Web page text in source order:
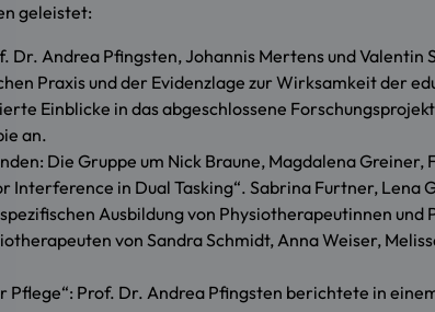
geleistet:
Dr. Andrea Pfingsten, Johannis Mertens und
Praxis und der Evidenzlage zur Wirksamkeit der
Einblicke in das abgeschlossene
an.
Die Gruppe um Nick Braune, Magdalena
in Dual Tasking“. Sabrina Furtner, Lena
Ausbildung von Physiotherapeutinnen
von Sandra Schmidt, Anna Weiser,
Pflege“: Prof. Dr. Andrea Pfingsten berichtete in